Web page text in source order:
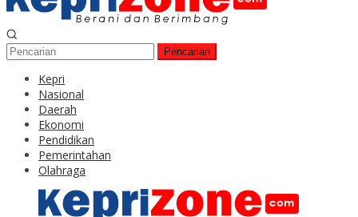
Pencarian
Kepri
Nasional
Daerah
Ekonomi
Pendidikan
Pemerintahan
Olahraga